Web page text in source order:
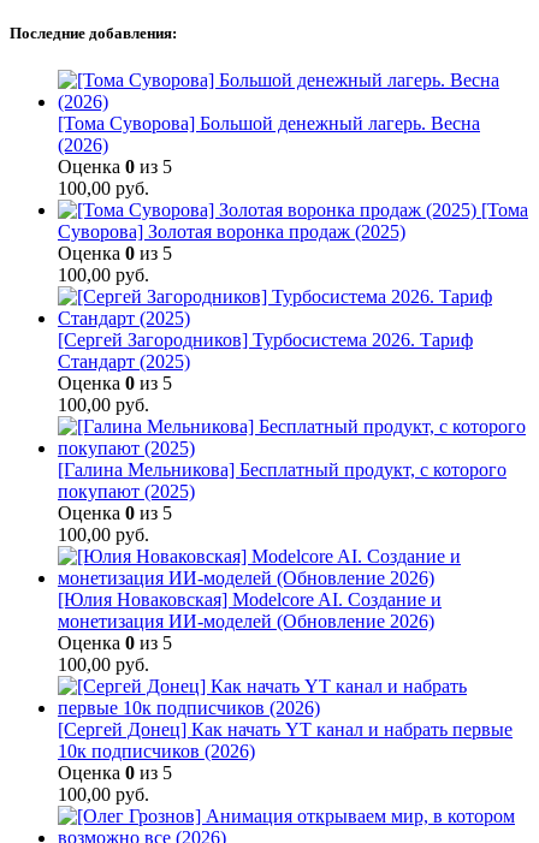
Последние добавления:
[Тома Суворова] Большой денежный лагерь. Весна
(2026)
Оценка 0 из 5
100,00 руб.
[Тома
Суворова] Золотая воронка продаж (2025)
Оценка 0 из 5
100,00 руб.
[Сергей Загородников] Турбосистема 2026. Тариф
Стандарт (2025)
Оценка 0 из 5
100,00 руб.
[Галина Мельникова] Бесплатный продукт, с которого
покупают (2025)
Оценка 0 из 5
100,00 руб.
[Юлия Новаковская] Modelcore AI. Создание и
монетизация ИИ-моделей (Обновление 2026)
Оценка 0 из 5
100,00 руб.
[Сергей Донец] Как начать YT канал и набрать первые
10к подписчиков (2026)
Оценка 0 из 5
100,00 руб.